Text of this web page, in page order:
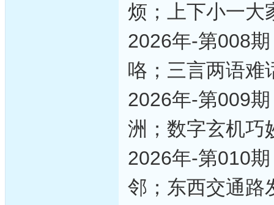
烦；上下小一大
2026年-第008
咯；三言两语难
2026年-第009
洲；数字玄机巧
2026年-第010
邻；东西交通路